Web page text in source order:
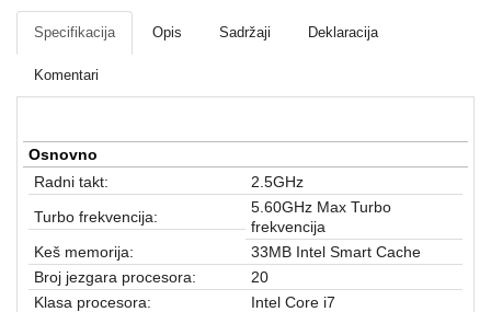
Fotoaparati
kamere
Kućni
aparati
Software
Sve
kategorije
Specifikacija Opis Sadržaji Deklaracija
Komentari
Osnovno
Radni takt:
2.5GHz
Turbo frekvencija:
5.60GHz Max Turbo
frekvencija
Keš memorija:
33MB Intel Smart Cache
Broj jezgara procesora:
20
Klasa procesora:
Intel Core i7